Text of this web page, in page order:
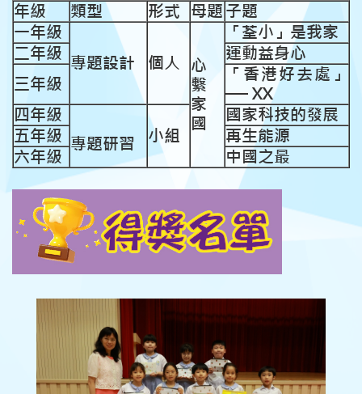
年級 類型 形式 母題 子題
一年級
專題設計
個人 心
繫
家
國
「荃小」是我家
二年級
運動益身心
三年級
「香港好去處」
── XX
四年級
專題研習
小組
國家科技的發展
五年級
再生能源
六年級
中國之最